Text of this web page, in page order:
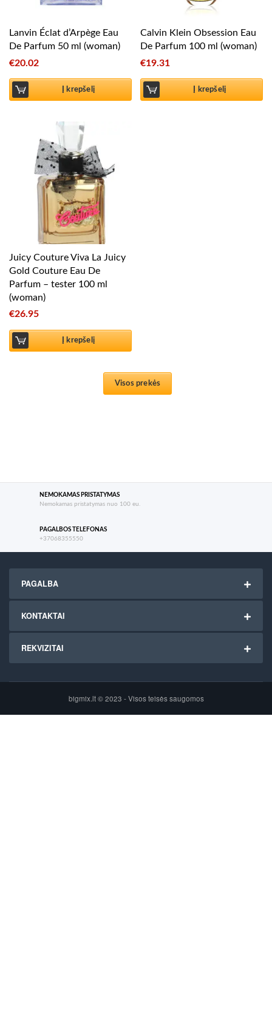
Lanvin Éclat d’Arpège Eau
De Parfum 50 ml (woman)
€20.02
Į krepšelį
Calvin Klein Obsession Eau
De Parfum 100 ml (woman)
€19.31
Į krepšelį
Juicy Couture Viva La Juicy
Gold Couture Eau De
Parfum – tester 100 ml
(woman)
€26.95
Į krepšelį
Visos prekės
NEMOKAMAS PRISTATYMAS
Nemokamas pristatymas nuo 100 eu.
PAGALBOS TELEFONAS
+37068355550
PAGALBA
KONTAKTAI
REKVIZITAI
bigmix.lt © 2023 - Visos teisės saugomos